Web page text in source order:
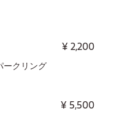
¥2,200
ークリング
¥ 5,500